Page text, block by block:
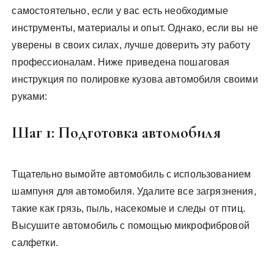
самостоятельно, если у вас есть необходимые
инструменты, материалы и опыт. Однако, если вы не
уверены в своих силах, лучше доверить эту работу
профессионалам. Ниже приведена пошаговая
инструкция по полировке кузова автомобиля своими
руками:
Шаг 1: Подготовка автомобиля
Тщательно вымойте автомобиль с использованием
шампуня для автомобиля. Удалите все загрязнения,
такие как грязь, пыль, насекомые и следы от птиц.
Высушите автомобиль с помощью микрофибровой
салфетки.